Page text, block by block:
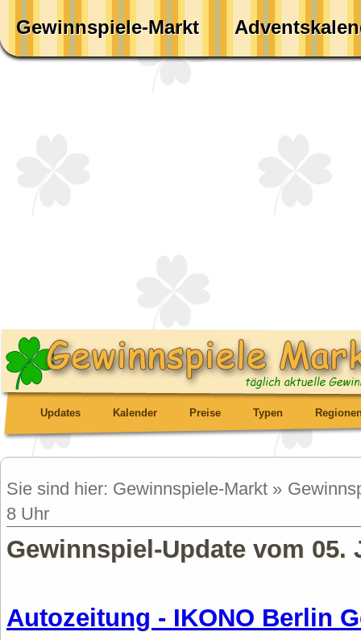
Gewinnspiele-Markt
Updates Kalender Preise Typen
Sie sind hier: Gewinnspiele-Markt »
8 Uhr
Gewinnspiel-Update vom 05.
Autozeitung - IKONO Berlin